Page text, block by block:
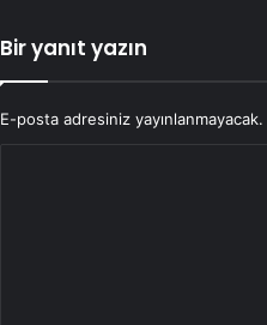
Bir yanıt yazın
E-posta adresiniz yayınlanmayacak.